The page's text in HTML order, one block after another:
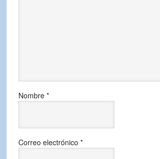
Nombre *
Correo electrónico *